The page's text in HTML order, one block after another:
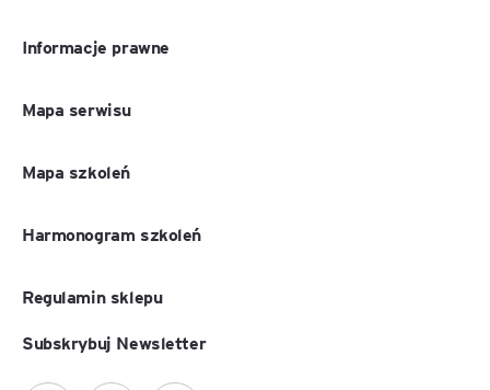
Informacje prawne
Mapa serwisu
Mapa szkoleń
Harmonogram szkoleń
Regulamin sklepu
Subskrybuj Newsletter